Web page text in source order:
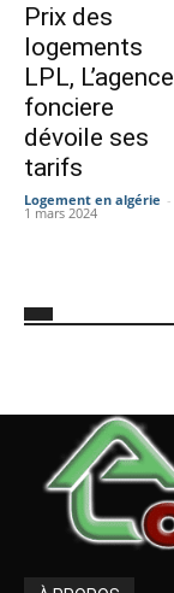
Prix des
logements
LPL, L’agence
fonciere
dévoile ses
tarifs
Logement en algérie -
1 mars 2024